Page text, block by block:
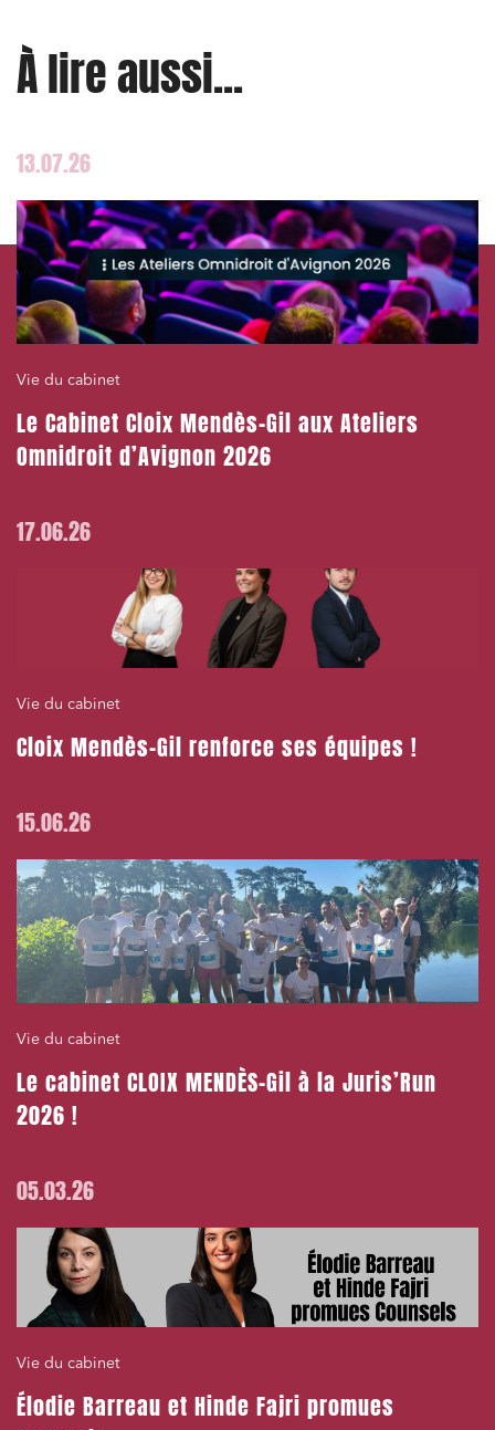
À lire aussi...
13.07.26
Vie du cabinet
Le Cabinet Cloix Mendès-Gil aux Ateliers
Omnidroit d’Avignon 2026
17.06.26
Vie du cabinet
Cloix Mendès-Gil renforce ses équipes !
15.06.26
Vie du cabinet
Le cabinet CLOIX MENDÈS-Gil à la Juris’Run
2026 !
05.03.26
Vie du cabinet
Élodie Barreau et Hinde Fajri promues
Environnement
Droit des sociétés et Fusions-Acquisitions
J'ai lu et j'accepte lapolitique de confidentialité